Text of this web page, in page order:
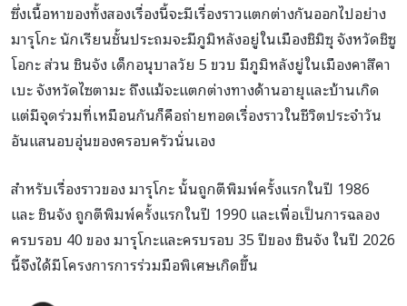
ซึ่งเนื้อหาของทั้งสองเรื่องนี้จะมีเรื่องราวแตกต่างกันออกไปอย่าง
มารุโกะ นักเรียนชั้นประถมจะมีภูมิหลังอยู่ในเมืองชิมิซุ จังหวัดชิซู
โอกะ ส่วน ชินจัง เด็กอนุบาลวัย 5 ขวบ มีภูมิหลังยู่ในเมืองคาสึคา
เบะ จังหวัดไซตามะ ถึงแม้จะแตกต่างทางด้านอายุและบ้านเกิด
แต่มีจุดร่วมที่เหมือนกันก็คือถ่ายทอดเรื่องราวในชีวิตประจำวัน
อันแสนอบอุ่นของครอบครัวนั่นเอง
สำหรับเรื่องราวของ มารุโกะ นั้นถูกตีพิมพ์ครั้งแรกในปี 1986
และ ชินจัง ถูกตีพิมพ์ครั้งแรกในปี 1990 และเพื่อเป็นการฉลอง
ครบรอบ 40 ของ มารุโกะและครบรอบ 35 ปีของ ชินจัง ในปี 2026
นี้จึงได้มีโครงการการร่วมมือพิเศษเกิดขึ้น